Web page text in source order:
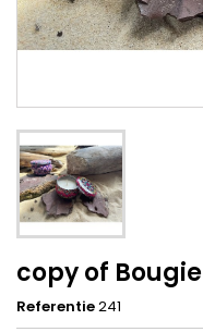
copy of
Referentie241